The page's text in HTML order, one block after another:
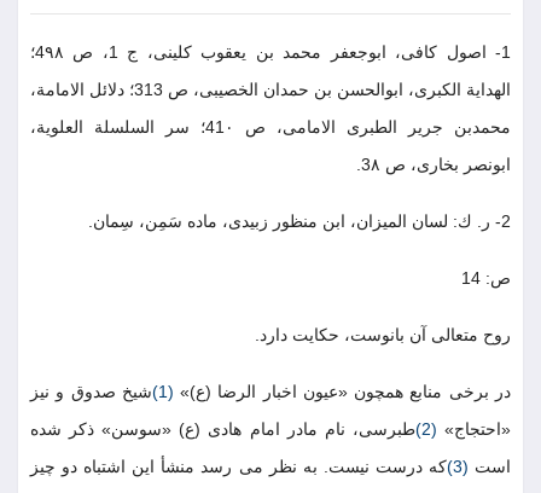
1- اصول كافى، ابوجعفر محمد بن يعقوب كلينى، ج 1، ص 4٩٨؛
الهداية الكبرى، ابوالحسن بن حمدان الخصيبى، ص 313؛ دلائل الامامة،
محمدبن جرير الطبرى الامامى، ص 41٠؛ سر السلسلة العلوية،
ابونصر بخارى، ص 3٨.
2- ر. ك: لسان الميزان، ابن منظور زبيدى، ماده سَمِن، سِمان.
ص: 14
روح متعالى آن بانوست، حكايت دارد.
در برخى منابع همچون «عيون اخبار الرضا (ع)» (1)
شيخ صدوق و نيز
«احتجاج» (2)
طبرسى، نام مادر امام هادى (ع) «سوسن» ذكر شده
است (3)
كه درست نيست. به نظر مى رسد منشأ اين اشتباه دو چيز